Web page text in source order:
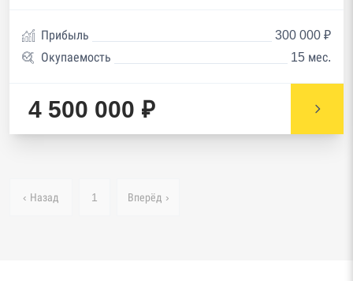
Прибыль
300 000 ₽
Окупаемость
15 мес.
4 500 000 ₽
‹ Назад 1 Вперёд ›